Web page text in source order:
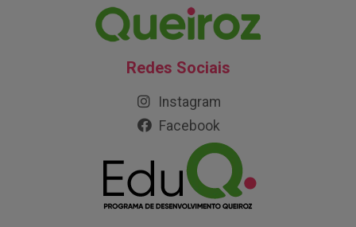
Redes Sociais
Instagram
Facebook